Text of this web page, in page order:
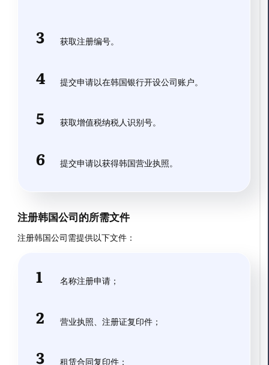
获取注册编号。
提交申请以在韩国银行开设公司账户。
获取增值税纳税人识别号。
提交申请以获得韩国营业执照。
注册韩国公司的所需文件
注册韩国公司需提供以下文件：
名称注册申请；
营业执照、注册证复印件；
租赁合同复印件；